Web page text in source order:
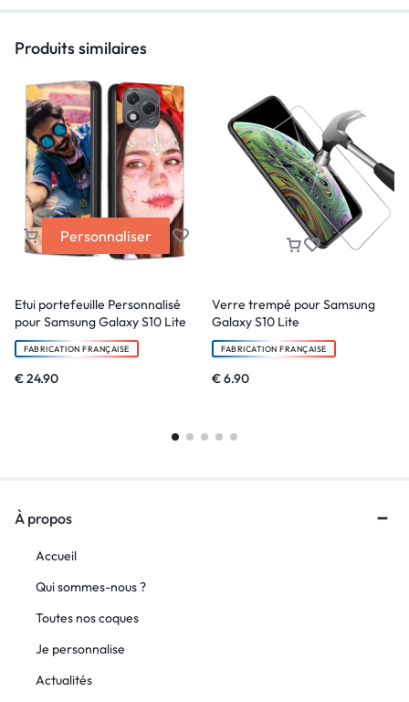
Produits similaires
Personnaliser
Etui portefeuille Personnalisé
pour Samsung Galaxy S10 Lite
FABRICATION FRANÇAISE
€24.90
Verre trempé pour Samsung
Galaxy S10 Lite
FABRICATION FRANÇAISE
€6.90
À propos
Accueil
Qui sommes-nous ?
Toutes nos coques
Je personnalise
Actualités